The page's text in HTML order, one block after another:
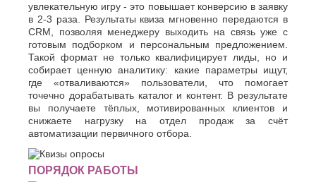
увлекательную игру - это повышает конверсию в заявку
в 2-3 раза. Результаты квиза мгновенно передаются в
CRM, позволяя менеджеру выходить на связь уже с
готовым подборком и персональным предложением.
Такой формат не только квалифицирует лиды, но и
собирает ценную аналитику: какие параметры ищут,
где «отваливаются» пользователи, что помогает
точечно дорабатывать каталог и контент. В результате
вы получаете тёплых, мотивированных клиентов и
снижаете нагрузку на отдел продаж за счёт
автоматизации первичного отбора.
ПОРЯДОК РАБОТЫ